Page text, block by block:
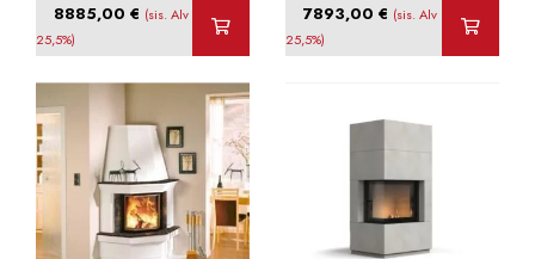
8885,00€ (sis. Alv
25,5%)
7893,00€ (sis. Alv
25,5%)